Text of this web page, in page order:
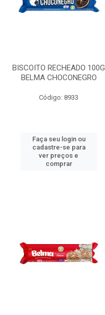
BISCOITO RECHEADO 100G
BELMA CHOCONEGRO
Código: 8933
Faça seu login ou
cadastre-se para
ver preços e
comprar